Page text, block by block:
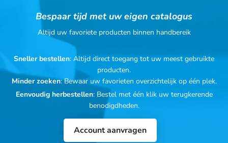
Bespaar tijd met uw eigen catalogus
Altijd uw favoriete producten binnen handbereik
Sneller bestellen: Altijd direct toegang tot uw meest gebruikte
producten.
Minder zoeken: Bewaar uw favorieten overzichtelijk op één plek.
Eenvoudig herbestellen: Bestel met één klik uw terugkerende
benodigdheden.
Account aanvragen